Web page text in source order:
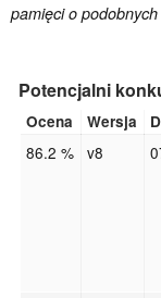
pamięci o
Potencjalni
Ocena Wersja
86.2 % v8